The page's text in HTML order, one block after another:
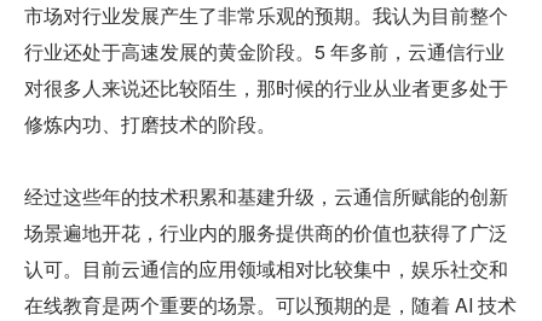
市场对行业发展产生了非常乐观的预期。我认为目前整个
行业还处于高速发展的黄金阶段。5 年多前，云通信行业
对很多人来说还比较陌生，那时候的行业从业者更多处于
修炼内功、打磨技术的阶段。
经过这些年的技术积累和基建升级，云通信所赋能的创新
场景遍地开花，行业内的服务提供商的价值也获得了广泛
认可。目前云通信的应用领域相对比较集中，娱乐社交和
在线教育是两个重要的场景。可以预期的是，随着 AI 技术